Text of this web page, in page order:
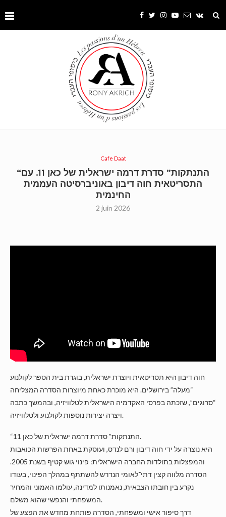
Cafe Daat
“התנתקות” סדרת דרמה ישראלית של כאן 11. עם
התסריטאית חוה דיבון באוניברסיטה העממית
החינמית
2 juin 2026
חוה דיבון היא תסריטאית ויוצרת ישראלית, בוגרת בית הספר לקולנוע
“מעלה” בירושלים. היא מוכרת כאחת מיוצרות הסדרה המצליחה
“סרוגים”, שזכתה בפרסי האקדמיה הישראלית לטלוויזיה, ובהמשך כתבה
ויצרה יצירות נוספות לקולנוע ולטלוויזיה.
“התנתקות” סדרת דרמה ישראלית של כאן 11.
היא נוצרה על ידי חוה דיבון ורם לנדס, ועוסקת באחת הפרשות הכואבות
והמפצלות בתולדות החברה הישראלית: פינוי גוש קטיף בשנת 2005.
הסדרה מלווה קצין דתי־לאומי הנדרש להשתתף במהלך הפינוי, בעודו
נקרע בין חובתו הצבאית, נאמנותו למדינה, עולמו האמוני והמחיר
המשפחתי והנפשי שהוא משלם.
דרך סיפור אישי ומשפחתי, הסדרה פותחת מחדש את הפצע של